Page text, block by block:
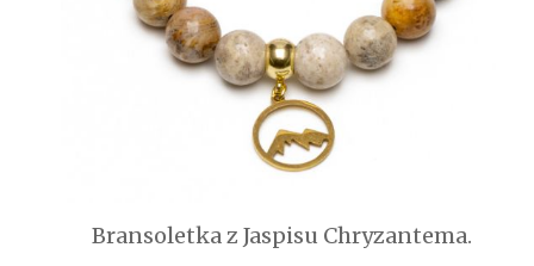
Bransoletka z Jaspisu Chryzantema.